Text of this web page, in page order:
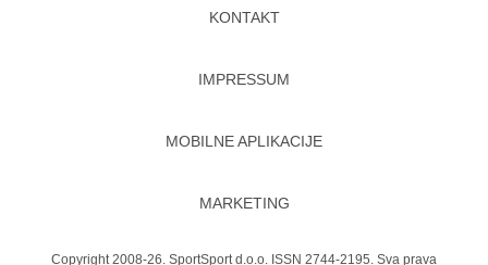
KONTAKT
IMPRESSUM
MOBILNE APLIKACIJE
MARKETING
Copyright 2008-26. SportSport d.o.o. ISSN 2744-2195. Sva prava